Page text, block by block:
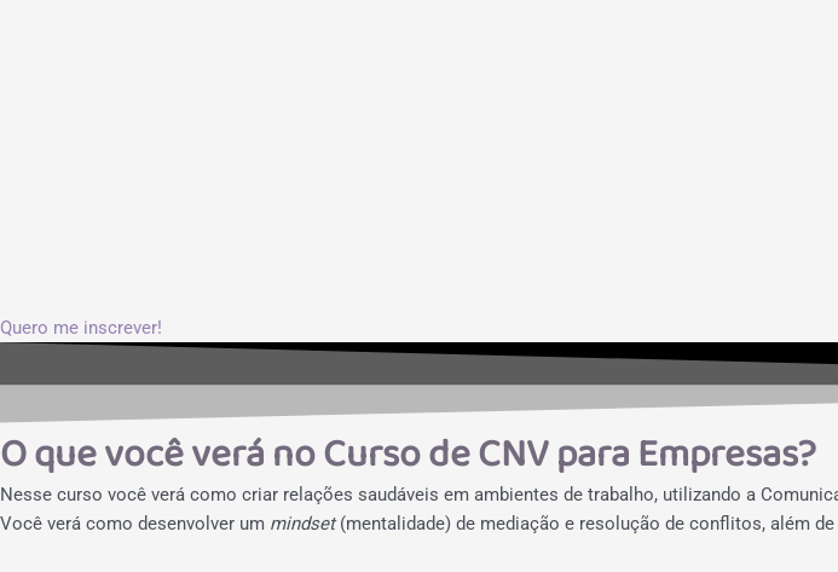
Quero me inscrever!
O que você verá no Curso de CNV para Empresas?
Nesse curso você verá como criar relações saudáveis em ambientes de trabalho, utilizando a
Você verá como desenvolver um mindset(mentalidade) de mediação e resolução de conflitos, além